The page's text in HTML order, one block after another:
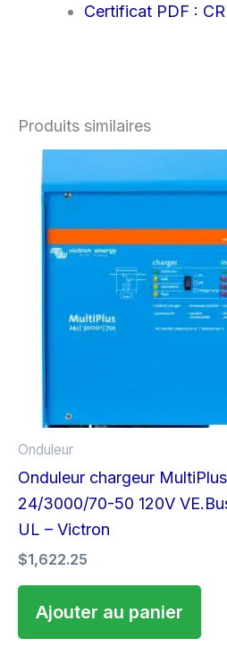
Certificat PDF :
Produits similaires
Onduleur
Onduleur chargeur MultiPlus
24/3000/70-50 120V
UL – Victron
$1,622.25
Ajouter au panier